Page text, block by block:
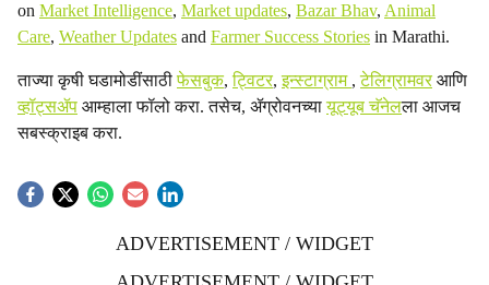
on Market Intelligence, Market updates, Bazar Bhav, Animal
Care, Weather Updates and Farmer Success Stories in Marathi.
ताज्या कृषी घडामोडींसाठीफेसबुक,ट्विटर,इन्स्टाग्राम ,टेलिग्रामवरआणि
व्हॉट्सॲप आम्हाला फॉलो करा. तसेच, ॲग्रोवनच्यायूट्यूब चॅनेलला आजच
सबस्क्राइब करा.
ADVERTISEMENT / WIDGET